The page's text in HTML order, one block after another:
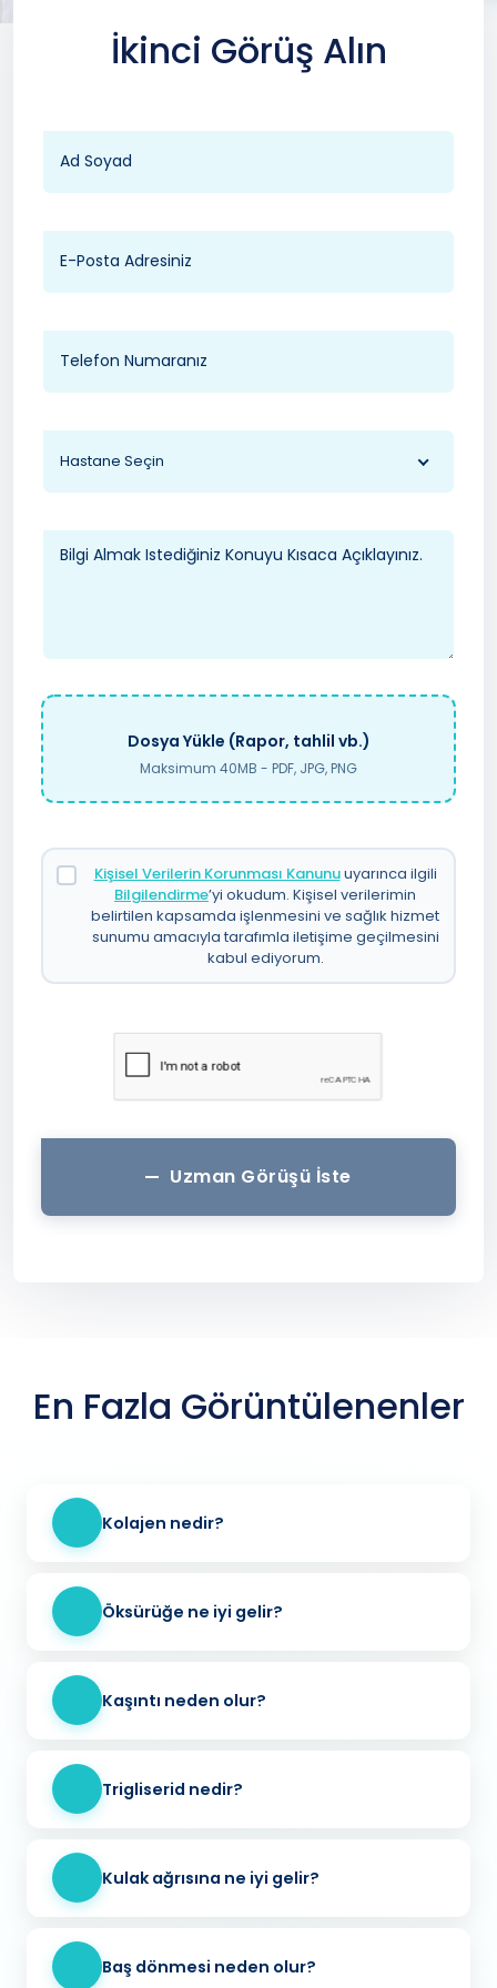
İkinci Görüş Alın
Hastane Seçin
Dosya Yükle (Rapor, tahlil vb.)
Maksimum 40MB - PDF, JPG, PNG
Kişisel Verilerin Korunması Kanunuuyarınca ilgili
Bilgilendirme’yi okudum. Kişisel verilerimin
belirtilen kapsamda işlenmesini ve sağlık hizmet
sunumu amacıyla tarafımla iletişime geçilmesini
kabul ediyorum.
Uzman Görüşü İste
En Fazla Görüntülenenler
Kolajen nedir?
Öksürüğe ne iyi gelir?
Kaşıntı neden olur?
Trigliserid nedir?
Kulak ağrısına ne iyi gelir?
Baş dönmesi neden olur?